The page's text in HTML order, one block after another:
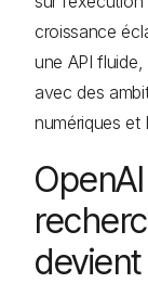
croissance
une API fluide,
avec des
numériques et